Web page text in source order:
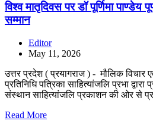
विश्व मातृदिवस पर डॉ पूर्णिमा पाण्डेय
सम्मान
Editor
May 11, 2026
उत्तर प्रदेश ( प्रयागराज ) - मौलिक विचार
प्रतिनिधि पत्रिका साहित्यांजलि प्रभा
संस्थान साहित्यांजलि प्रकाशन की ओर से
Read More